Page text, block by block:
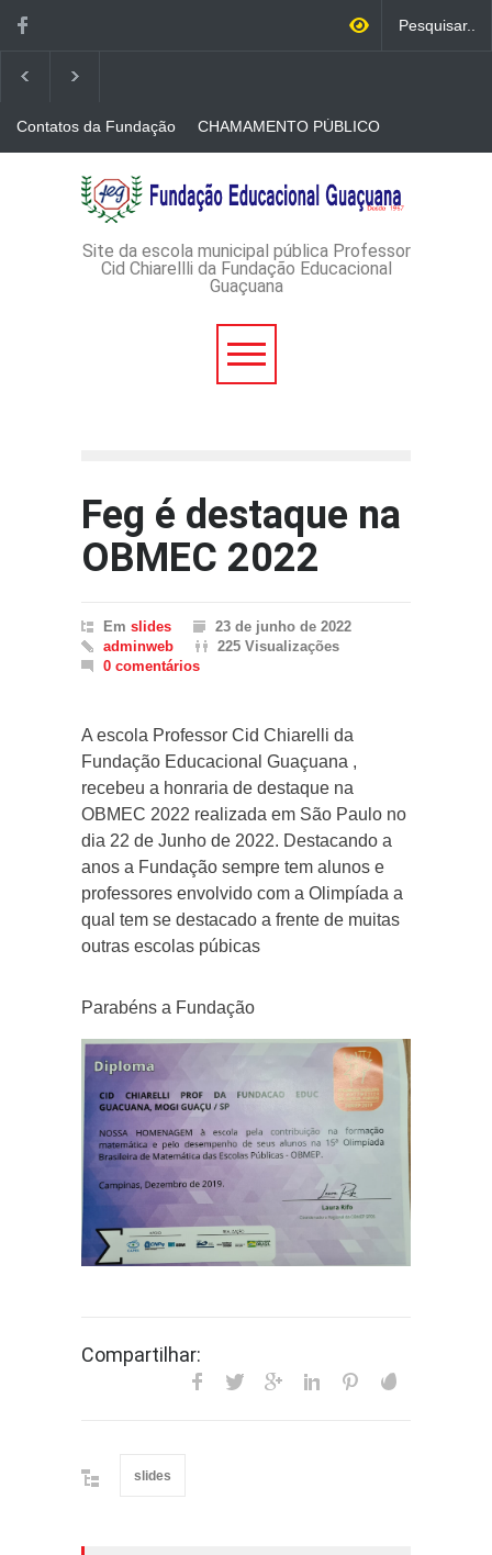
Contatos da Fundação
CHAMAMENTO PÚBLICO
CREDENCIAMENTO DE
IMPRESSOS
AVISO DE DISPENSA DE
LICITAÇÃO - DISPENSA DE
LICITAÇÃO Nº 53/2026-
ADMINISTRATIVO Nº
Site da escola municipal pública Professor
Cid Chiarellli da Fundação Educacional
Guaçuana
Feg é destaque na
OBMEC 2022
Em slides
23 de junho de 2022
adminweb
225 Visualizações
0 comentários
A escola Professor Cid Chiarelli da
Fundação Educacional Guaçuana ,
recebeu a honraria de destaque na
OBMEC 2022 realizada em São Paulo no
dia 22 de Junho de 2022. Destacando a
anos a Fundação sempre tem alunos e
professores envolvido com a Olimpíada a
qual tem se destacado a frente de muitas
outras escolas púbicas
Parabéns a Fundação
Compartilhar:
slides